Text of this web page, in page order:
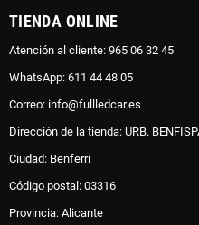
TIENDA ONLINE
Atención al cliente: 965 06 32 45
WhatsApp: 611 44 48 05
Correo: info@fullledcar.es
Dirección de la tienda: URB.
Ciudad: Benferri
Código postal: 03316
Provincia: Alicante